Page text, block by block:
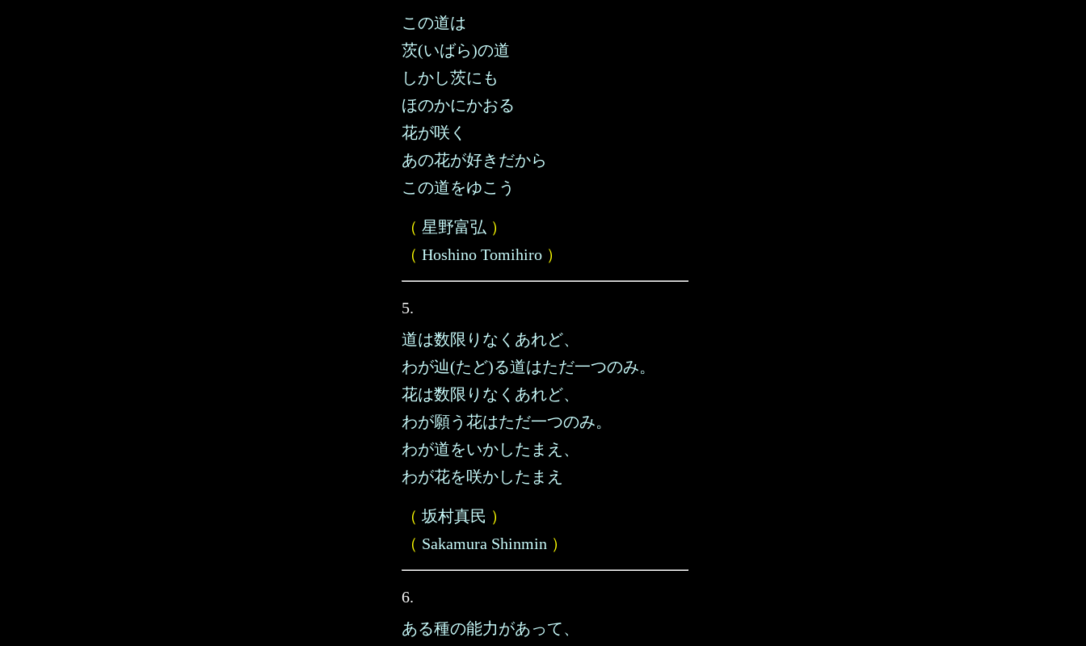
この道は
茨(いばら)の道
しかし茨にも
ほのかにかおる
花が咲く
あの花が好きだから
この道をゆこう
（ 星野富弘 ）
（ Hoshino Tomihiro ）
5.
道は数限りなくあれど、
わが辿(たど)る道はただ一つのみ。
花は数限りなくあれど、
わが願う花はただ一つのみ。
わが道をいかしたまえ、
わが花を咲かしたまえ
（ 坂村真民 ）
（ Sakamura Shinmin ）
6.
ある種の能力があって、